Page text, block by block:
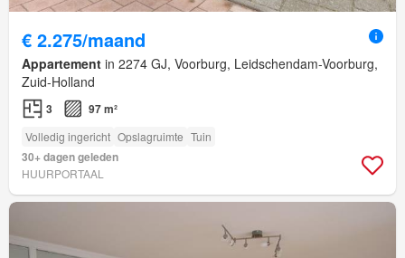
€ 2.275/maand
Appartement in 2274 GJ, Voorburg, Leidschendam-Voorburg,
Zuid-Holland
3 97 m²
Volledig ingericht Opslagruimte Tuin
30+ dagen geleden
HUURPORTAAL